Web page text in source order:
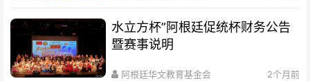
水立方杯”阿根廷促统杯财务公告
暨赛事说明
阿根廷华文教育基金会 2个月前